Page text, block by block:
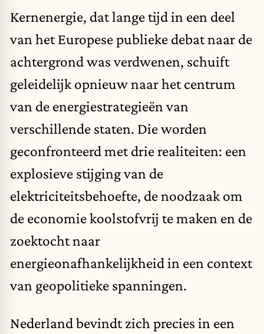
Kernenergie, dat lange tijd in een deel
van het Europese publieke debat naar de
achtergrond was verdwenen, schuift
geleidelijk opnieuw naar het centrum
van de energiestrategieën van
verschillende staten. Die worden
geconfronteerd met drie realiteiten: een
explosieve stijging van de
elektriciteitsbehoefte, de noodzaak om
de economie koolstofvrij te maken en de
zoektocht naar
energieonafhankelijkheid in een context
van geopolitieke spanningen.
Nederland bevindt zich precies in een